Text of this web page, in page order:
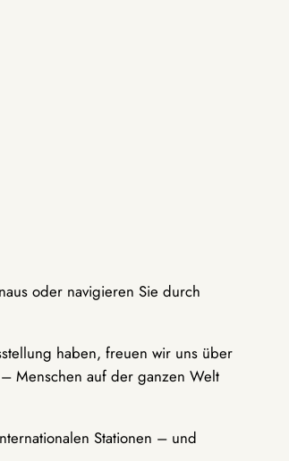
oder navigieren Sie durch
haben, freuen wir uns über
Menschen auf der ganzen Welt
Stationen – und